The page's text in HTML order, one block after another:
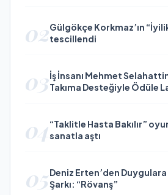
02Gülgökçe Korkmaz’ın
tescillendi
03İş İnsanı Mehmet
Takıma Desteğiyle Ödüle
04“Taklitle Hasta Bakılır”
sanatla aştı
05Deniz Erten’den
Şarkı: “Rövanş”